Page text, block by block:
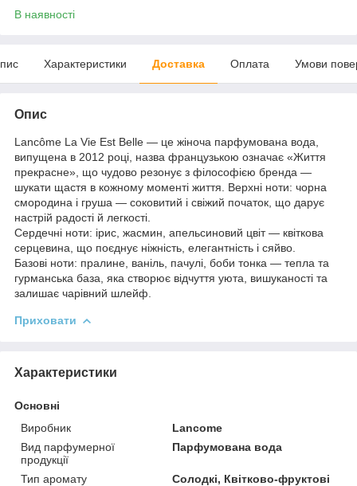
В наявності
Характеристики Доставка Оплата Умови
Опис
Lancôme La Vie Est Belle — це жіноча парфумована вода,
випущена в 2012 році, назва французькою означає «Життя
прекрасне», що чудово резонує з філософією бренда —
шукати щастя в кожному моменті життя. Верхні ноти: чорна
смородина і груша — соковитий і свіжий початок, що дарує
настрій радості й легкості.
Сердечні ноти: ірис, жасмин, апельсиновий цвіт — квіткова
серцевина, що поєднує ніжність, елегантність і сяйво.
Базові ноти: пралине, ваніль, пачулі, боби тонка — тепла та
гурманська база, яка створює відчуття уюта, вишуканості та
залишає чарівний шлейф.
Приховати
Характеристики
Основні
Виробник
Lancome
Вид парфумерної
продукції
Парфумована вода
Тип аромату
Солодкі, Квітково-фруктові